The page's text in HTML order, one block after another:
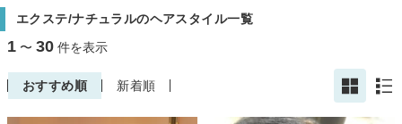
エクステ/ナチュラルのヘアスタイル一覧
1 〜 30 件を表示
おすすめ順 新着順